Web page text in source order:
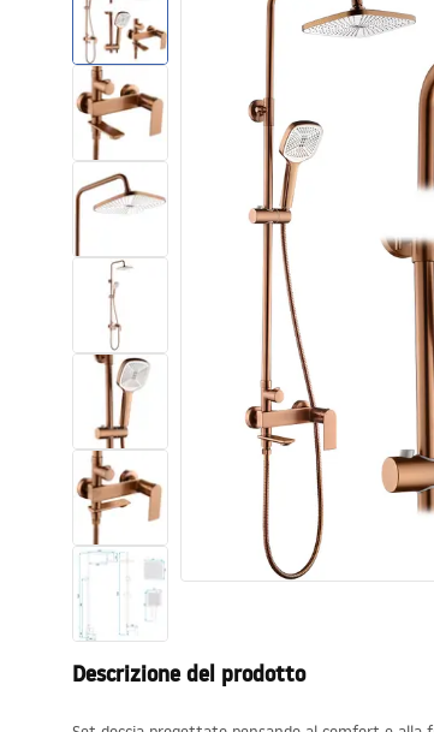
Canaline di scarico
Set di vaso WC e bidet
Vasche da bagno e schermi vasca
Rubinetti da bagno
Set doccia
Cucina
Descrizione del prodotto